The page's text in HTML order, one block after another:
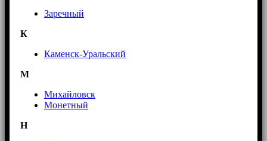
Заречный
К
Каменск-Уральский
М
Михайловск
Монетный
Н